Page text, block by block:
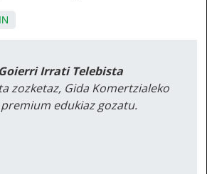
Goierri Irrati Telebista
zozketaz, Gida Komertzialeko
edukiaz gozatu.